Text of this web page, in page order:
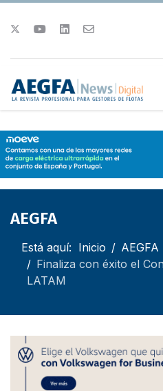
AEGFA
Está aquí: Inicio
AEGFA
Finaliza con éxito el
LATAM